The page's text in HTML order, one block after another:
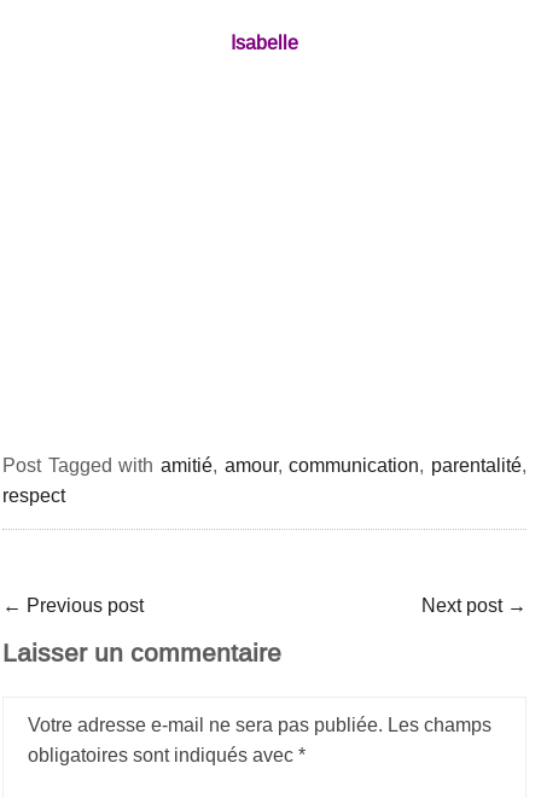
Isabelle
Post Tagged with amitié, amour,communication, parentalité,
respect
← Previous post Next post →
Laisser un commentaire
Votre adresse e-mail ne sera pas publiée. Les champs
obligatoires sont indiqués avec*